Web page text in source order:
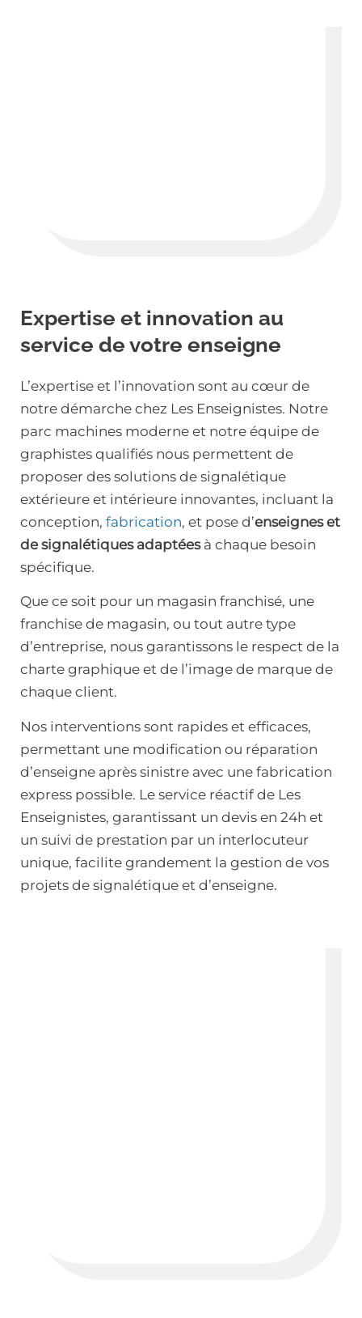
Expertise et innovation au
service de votre enseigne
L’expertise et l’innovation sont au cœur de
notre démarche chez Les Enseignistes. Notre
parc machines moderne et notre équipe de
graphistes qualifiés nous permettent de
proposer des solutions de signalétique
extérieure et intérieure innovantes, incluant la
conception, fabrication, et pose d’enseignes et
de signalétiques adaptéesà chaque besoin
spécifique.
Que ce soit pour un magasin franchisé, une
franchise de magasin, ou tout autre type
d’entreprise, nous garantissons le respect de la
charte graphique et de l’image de marque de
chaque client.
Nos interventions sont rapides et efficaces,
permettant une modification ou réparation
d’enseigne après sinistre avec une fabrication
express possible. Le service réactif de Les
Enseignistes, garantissant un devis en 24h et
un suivi de prestation par un interlocuteur
unique, facilite grandement la gestion de vos
projets de signalétique et d’enseigne.